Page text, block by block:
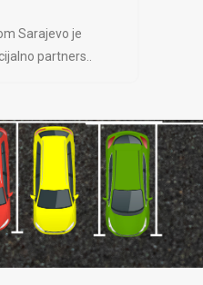
Sarajevo je
partners..